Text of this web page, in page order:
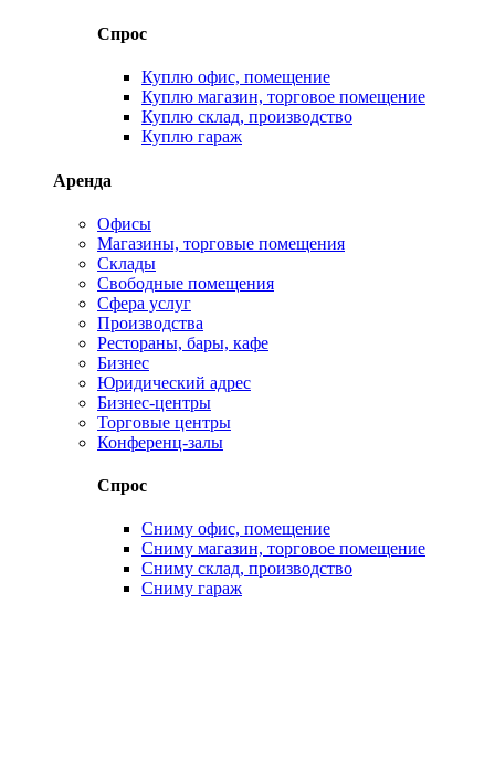
Спрос
Куплю офис, помещение
Куплю магазин, торговое помещение
Куплю склад, производство
Куплю гараж
Аренда
Офисы
Магазины, торговые помещения
Склады
Свободные помещения
Сфера услуг
Производства
Рестораны, бары, кафе
Бизнес
Юридический адрес
Бизнес-центры
Торговые центры
Конференц-залы
Спрос
Сниму офис, помещение
Сниму магазин, торговое помещение
Сниму склад, производство
Сниму гараж